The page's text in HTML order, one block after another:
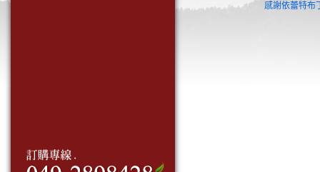
質獎
感謝依蕾特布